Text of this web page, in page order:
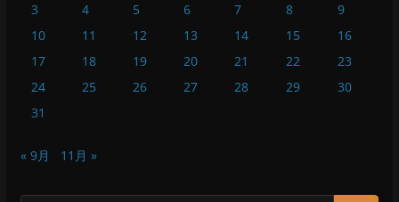
3
4 5 6 7 8
9
10
11 12 13 14 15
16
17
18 19 20 21 22
23
24
25 26 27 28 29
30
31
« 9月 11月 »